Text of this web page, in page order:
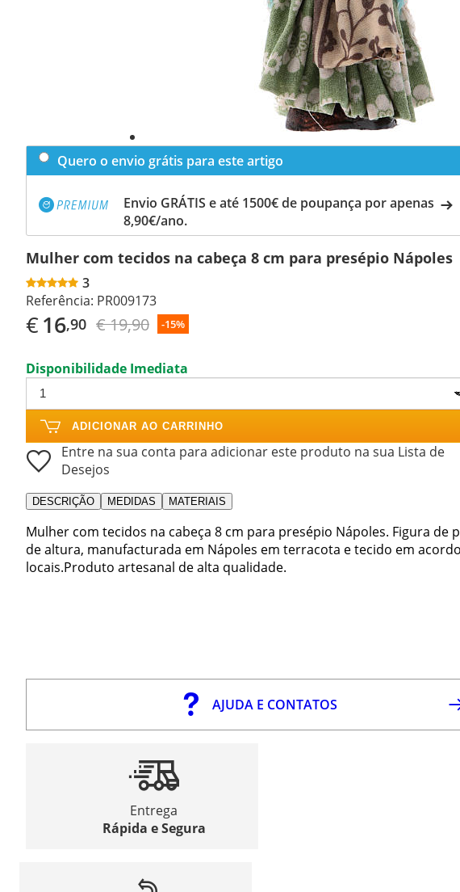
Quero o envio grátis para este artigo
Envio GRÁTIS e até 1500€ de poupança por apenas
8,90€/ano.
Mulher com tecidos na cabeça 8 cm para presépio Nápoles
3
Referência: PR009173
€16,90 € 19,90 -15%
Disponibilidade Imediata
ADICIONAR AO CARRINHO
Entre na sua conta para adicionar este produto na sua Lista de
Desejos
DESCRIÇÃO MEDIDAS MATERIAIS
Mulher com tecidos na cabeça 8 cm para presépio Nápoles. Figura de
de altura, manufacturada em Nápoles em terracota e tecido em
locais.Produto artesanal de alta qualidade.
AJUDA E CONTATOS
Entrega
Rápida e Segura